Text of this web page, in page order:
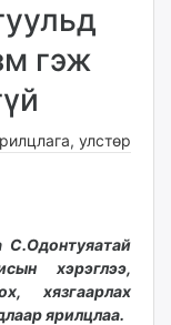
гэж
, улстөр
хэрэглээ,
хязгаарлах
ярилцлаа.